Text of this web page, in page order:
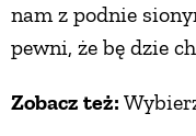
nam z podnie­
pewni, że bę­ dzie
Zobacz też: